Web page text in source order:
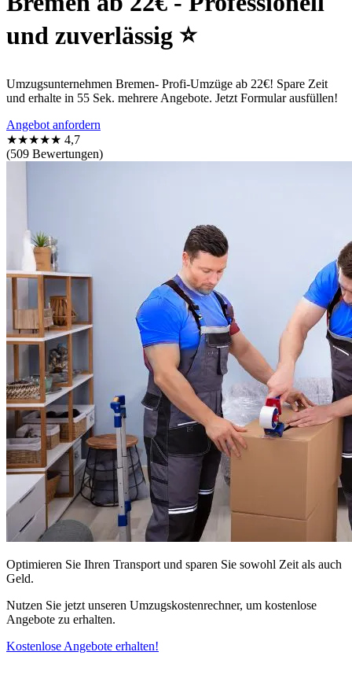
und zuverlässig ⭐
Umzugsunternehmen Bremen- Profi-Umzüge ab 22€! Spare Zeit
und erhalte in 55 Sek. mehrere Angebote. Jetzt Formular ausfüllen!
Angebot anfordern
★★★★★ 4,7
(509 Bewertungen)
Optimieren Sie Ihren Transport und sparen Sie sowohl Zeit als auch
Geld.
Nutzen Sie jetzt unseren Umzugskostenrechner, um kostenlose
Angebote zu erhalten.
Kostenlose Angebote erhalten!